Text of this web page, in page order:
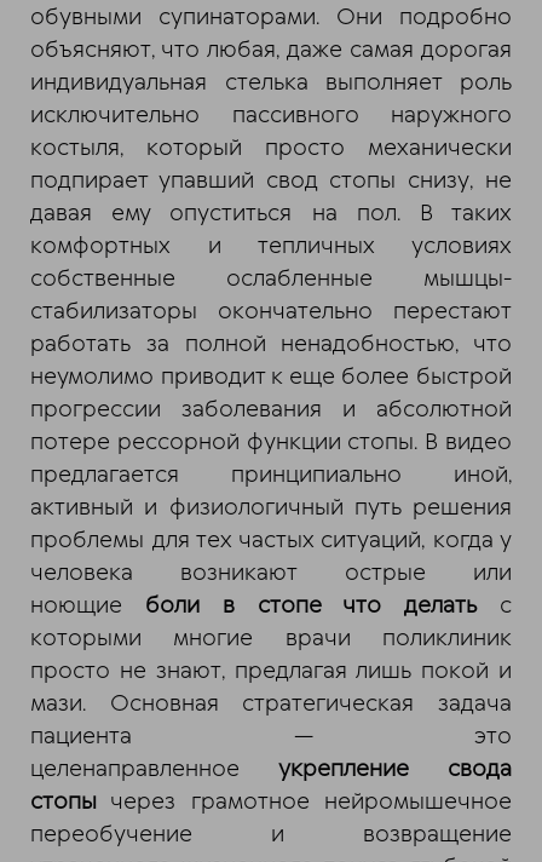
обувными супинаторами. Они подробно
объясняют, что любая, даже самая дорогая
индивидуальная стелька выполняет роль
исключительно пассивного наружного
костыля, который просто механически
подпирает упавший свод стопы снизу, не
давая ему опуститься на пол. В таких
комфортных и тепличных условиях
собственные ослабленные мышцы-
стабилизаторы окончательно перестают
работать за полной ненадобностью, что
неумолимо приводит к еще более быстрой
прогрессии заболевания и абсолютной
потере рессорной функции стопы. В видео
предлагается принципиально иной,
активный и физиологичный путь решения
проблемы для тех частых ситуаций, когда у
человека возникают острые или
ноющие боли в стопе что делатьс
которыми многие врачи поликлиник
просто не знают, предлагая лишь покой и
мази. Основная стратегическая задача
пациента — это
целенаправленное укрепление свода
стопы через грамотное нейромышечное
переобучение и возвращение